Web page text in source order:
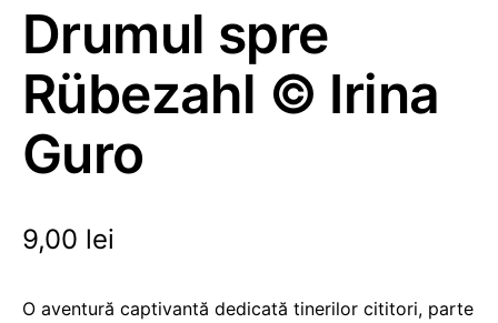
Drumul spre
Rübezahl © Irina
Guro
9,00 lei
O aventură captivantă dedicată tinerilor cititori, parte